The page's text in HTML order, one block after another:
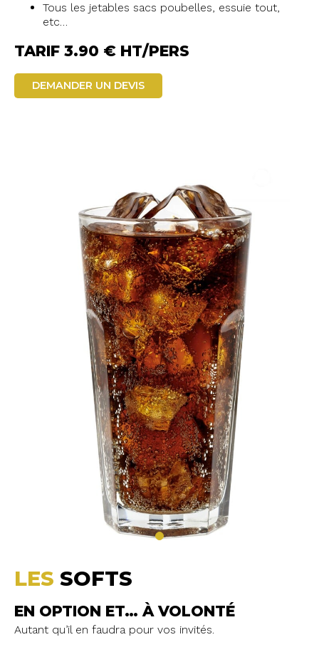
Tous les jetables sacs poubelles, essuie tout,
etc…
TARIF 3.90 € HT/PERS
DEMANDER UN DEVIS
LES SOFTS
EN OPTION ET… À VOLONTÉ
Autant qu’il en faudra pour vos invités.